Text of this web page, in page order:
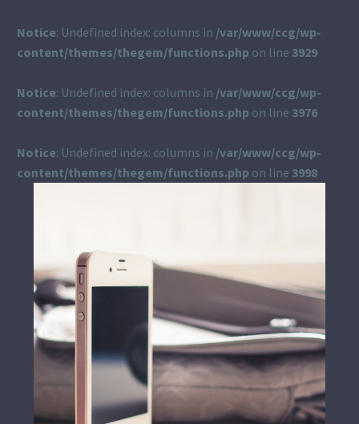
Notice: Undefined index: columns in /var/www/ccg/wp-
content/themes/thegem/functions.php on line 3929
Notice: Undefined index: columns in /var/www/ccg/wp-
content/themes/thegem/functions.php on line 3976
Notice: Undefined index: columns in /var/www/ccg/wp-
content/themes/thegem/functions.php on line 3998